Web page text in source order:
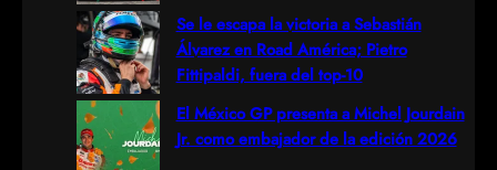
Se le escapa la victoria a Sebastián
Álvarez en Road América; Pietro
Fittipaldi, fuera del top-10
El México GP presenta a Michel Jourdain
Jr. como embajador de la edición 2026